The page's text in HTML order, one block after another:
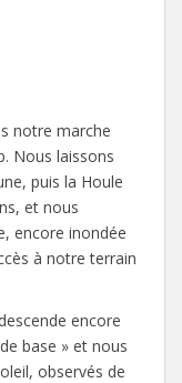
notre marche
Nous laissons
puis la Houle
et nous
encore inondée
à notre terrain
encore
base » et nous
observés de